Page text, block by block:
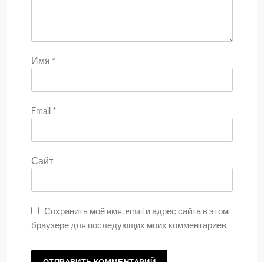
Имя *
Email*
Сайт
Сохранить моё имя, email и адрес сайта в этом
браузере для последующих моих комментариев.